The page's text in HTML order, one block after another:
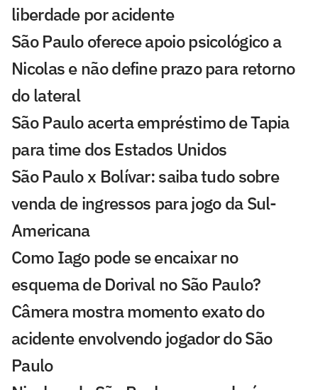
liberdade por acidente
São Paulo oferece apoio psicológico a
Nicolas e não define prazo para retorno
do lateral
São Paulo acerta empréstimo de Tapia
para time dos Estados Unidos
São Paulo x Bolívar: saiba tudo sobre
venda de ingressos para jogo da Sul-
Americana
Como Iago pode se encaixar no
esquema de Dorival no São Paulo?
Câmera mostra momento exato do
acidente envolvendo jogador do São
Paulo